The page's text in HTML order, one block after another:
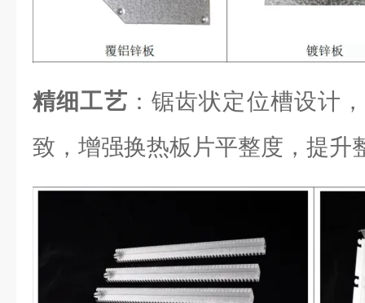
精细工艺 ：锯齿状定位槽设计
致，增强换热板片平整度，提升